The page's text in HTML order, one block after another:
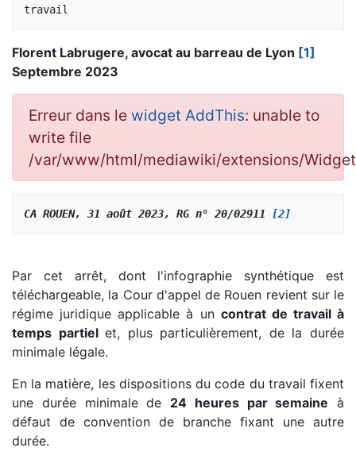
Florent Labrugere, avocat au barreau de Lyon [1]
Septembre 2023
Erreur dans le widget AddThis: unable to
write file
/var/www/html/mediawiki/extensions/
CA ROUEN, 31 août 2023, RG n° 20/02911 [2]
Par cet arrêt, dont l'infographie synthétique est
téléchargeable, la Cour d'appel de Rouen revient sur le
régime juridique applicable à un contrat de travail à
temps partielet, plus particulièrement, de la durée
minimale légale.
En la matière, les dispositions du code du travail fixent
une durée minimale de 24 heures par semaine à
défaut de convention de branche fixant une autre
durée.